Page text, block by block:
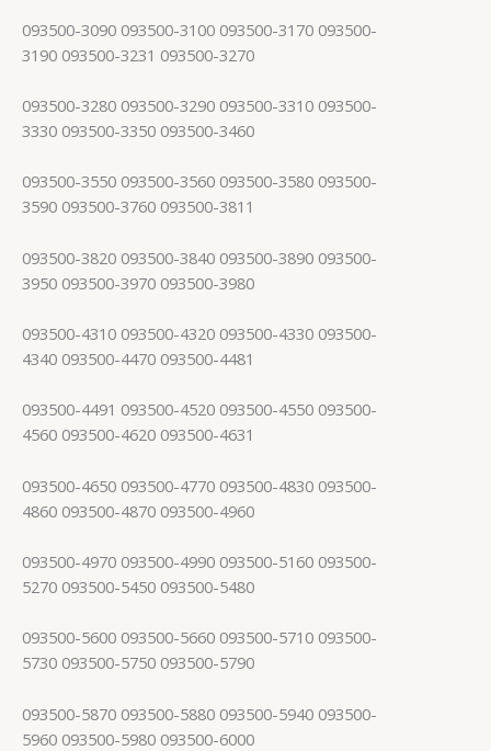
093500-3090 093500-3100 093500-3170 093500-
3190 093500-3231 093500-3270
093500-3280 093500-3290 093500-3310 093500-
3330 093500-3350 093500-3460
093500-3550 093500-3560 093500-3580 093500-
3590 093500-3760 093500-3811
093500-3820 093500-3840 093500-3890 093500-
3950 093500-3970 093500-3980
093500-4310 093500-4320 093500-4330 093500-
4340 093500-4470 093500-4481
093500-4491 093500-4520 093500-4550 093500-
4560 093500-4620 093500-4631
093500-4650 093500-4770 093500-4830 093500-
4860 093500-4870 093500-4960
093500-4970 093500-4990 093500-5160 093500-
5270 093500-5450 093500-5480
093500-5600 093500-5660 093500-5710 093500-
5730 093500-5750 093500-5790
093500-5870 093500-5880 093500-5940 093500-
5960 093500-5980 093500-6000